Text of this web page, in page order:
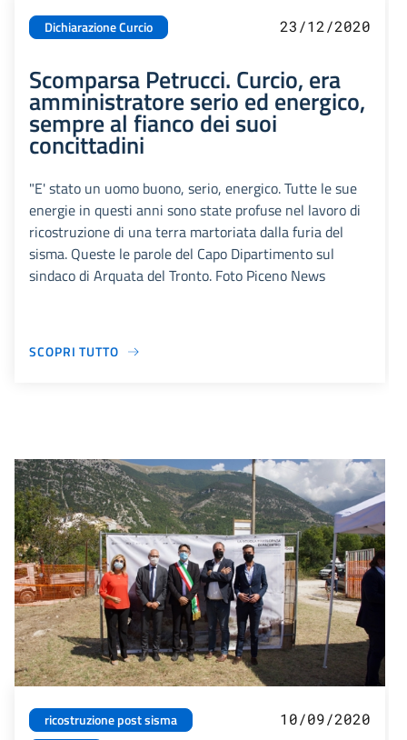
Dichiarazione Curcio 23/12/2020
Scomparsa Petrucci. Curcio, era
amministratore serio ed energico,
sempre al fianco dei suoi
concittadini
"E' stato un uomo buono, serio, energico. Tutte le sue
energie in questi anni sono state profuse nel lavoro di
ricostruzione di una terra martoriata dalla furia del
sisma. Queste le parole del Capo Dipartimento sul
sindaco di Arquata del Tronto. Foto Piceno News
SCOPRI TUTTO
ricostruzione post sisma
10/09/2020